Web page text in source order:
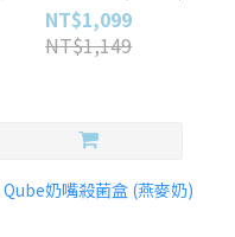
NT$1,099
NT$1,149